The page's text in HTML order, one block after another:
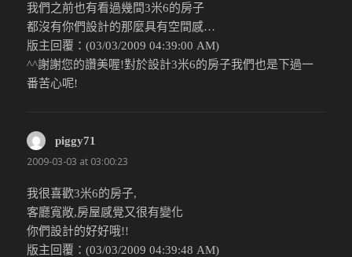
我們之前也有看過幾間3米6的房子
都沒有你們設計的那麼具有空間感…
版主回覆：(03/03/2009 04:39:00 AM)
^^謝謝您的讚美喔!對於設計3米6的房子我們也是下過一
番苦心呢!
piggy71
2009-03-03 at 03:00:23
我很喜歡3米6的房子,
客廳寬敞,房屋感覺又很有變化
你們設計的好好哦!!
版主回覆：(03/03/2009 04:39:48 AM)